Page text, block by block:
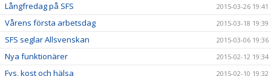
Långfredag på SFS 2015-03-26 19:41
Vårens första arbetsdag 2015-03-18 19:39
SFS seglar Allsvenskan 2015-03-06 19:36
Nya funktionärer 2015-02-12 19:34
Fys, kost och hälsa 2015-02-10 19:32